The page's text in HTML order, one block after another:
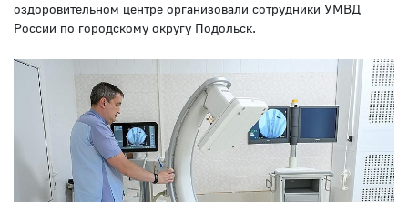
оздоровительном центре организовали сотрудники УМВД
России по городскому округу Подольск.